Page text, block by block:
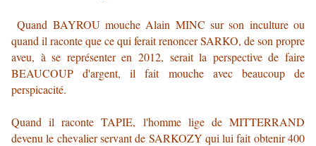
Quand BAYROU mouche Alain MINC sur son inculture ou
quand il raconte que ce qui ferait renoncer SARKO, de son propre
aveu, à se représenter en 2012, serait la perspective de faire
BEAUCOUP d'argent, il fait mouche avec beaucoup de
perspicacité.
Quand il raconte TAPIE, l'homme lige de MITTERRAND
devenu le chevalier servant de SARKOZY qui lui fait obtenir 400